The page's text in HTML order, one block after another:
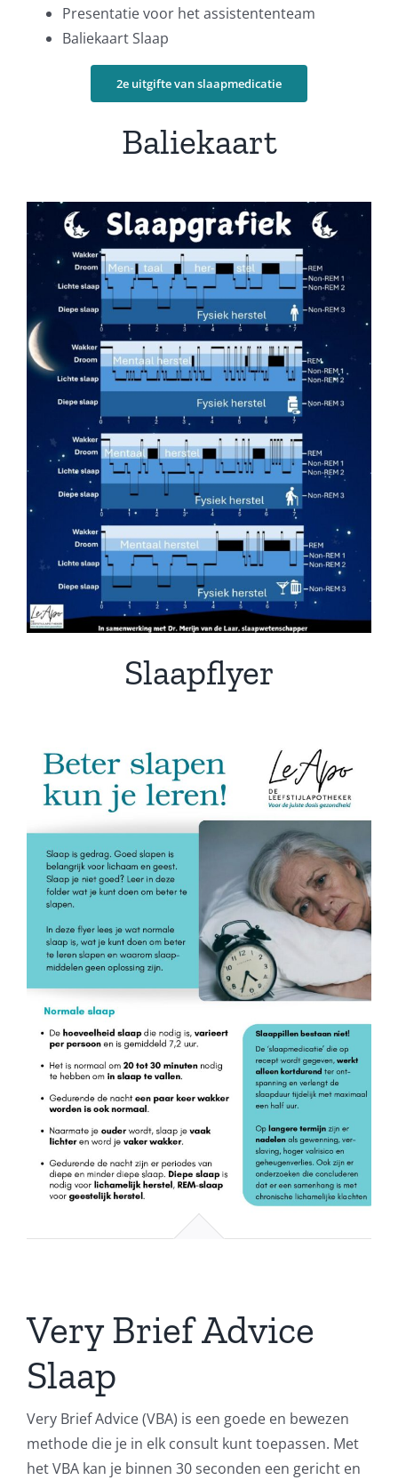
Presentatie voor het assistententeam
Baliekaart Slaap
2e uitgifte van slaapmedicatie
Baliekaart
Slaapflyer
Very Brief Advice
Slaap
Very Brief Advice (VBA) is een goede en bewezen
methode die je in elk consult kunt toepassen. Met
het VBA kan je binnen 30 seconden een gericht en